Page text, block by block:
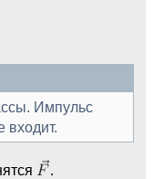
Импульс
входит.
.